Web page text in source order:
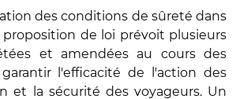
des conditions de sûreté dans
proposition de loi prévoit plusieurs
et amendées au cours des
l'efficacité de l'action des
et la sécurité des voyageurs. Un